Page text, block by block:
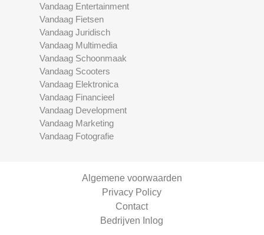
Vandaag Entertainment
Vandaag Fietsen
Vandaag Juridisch
Vandaag Multimedia
Vandaag Schoonmaak
Vandaag Scooters
Vandaag Elektronica
Vandaag Financieel
Vandaag Development
Vandaag Marketing
Vandaag Fotografie
Algemene voorwaarden
Privacy Policy
Contact
Bedrijven Inlog